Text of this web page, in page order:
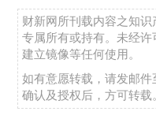
财新网所刊载内容之知
专属所有或持有。未经
建立镜像等任何使用。
如有意愿转载，请发邮件
确认及授权后，方可转载。